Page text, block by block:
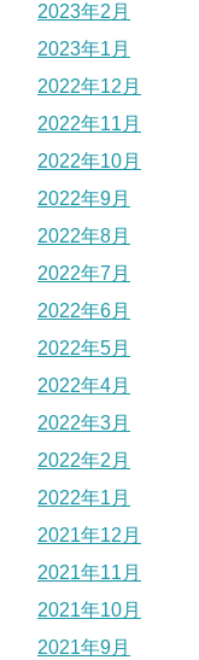
2023年2月
2023年1月
2022年12月
2022年11月
2022年10月
2022年9月
2022年8月
2022年7月
2022年6月
2022年5月
2022年4月
2022年3月
2022年2月
2022年1月
2021年12月
2021年11月
2021年10月
2021年9月